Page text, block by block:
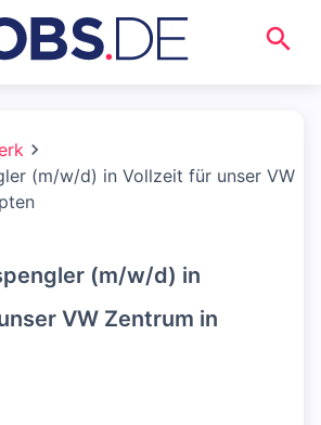
(m/w/d) in Vollzeit für unser VW
(m/w/d) in
VW Zentrum in